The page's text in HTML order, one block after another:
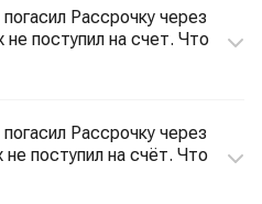
Рассрочку через
поступил на счет. Что
Рассрочку через
поступил на счёт. Что